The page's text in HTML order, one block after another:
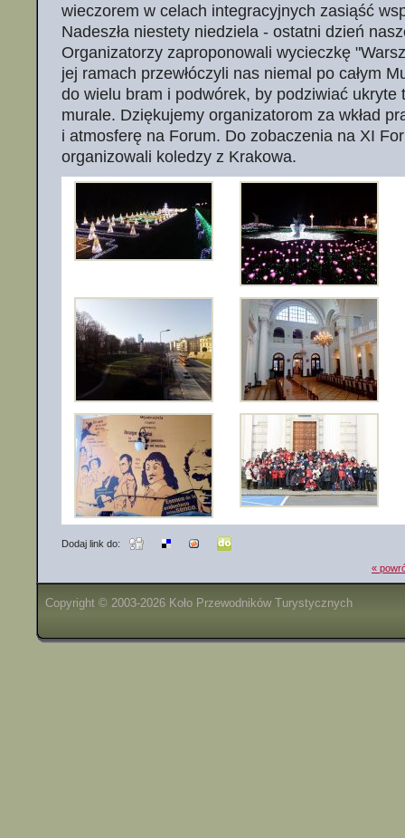
wieczorem w celach integracyjnych zasiąść
Nadeszła niestety niedziela - ostatni dzień
Organizatorzy zaproponowali wycieczkę
jej ramach przewłóczyli nas niemal po całym
do wielu bram i podwórek, by podziwiać ukryte
murale. Dziękujemy organizatorom za wkład
i atmosferę na Forum. Do zobaczenia na XI
organizowali koledzy z Krakowa.
Dodaj link do:
«
Copyright © 2003-2026 Koło Przewodników Turystycznych